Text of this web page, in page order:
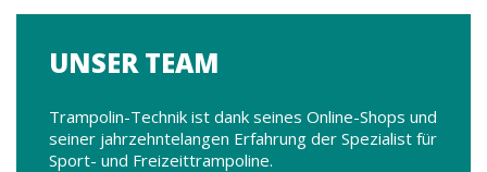
UNSER TEAM
Trampolin-Technik ist dank seines Online-Shops und
seiner jahrzehntelangen Erfahrung der Spezialist für
Sport- und Freizeittrampoline.